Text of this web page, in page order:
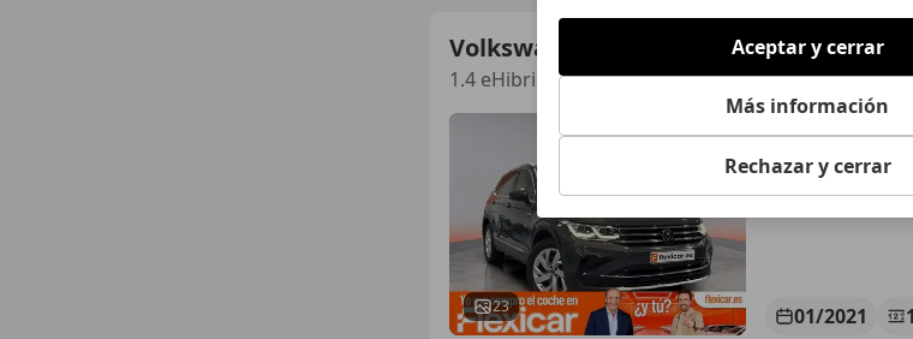
Volkswagen Tiguan
1.4 eHibrid Life 180kW
23
€
01/2021
Aceptar y cerrar
Más información
Rechazar y cerrar